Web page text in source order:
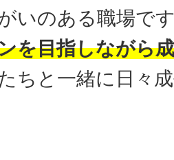
いのある職場で
を目指しながら
ちと一緒に日々